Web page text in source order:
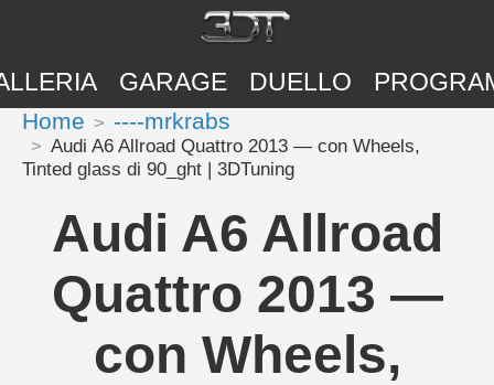
GARAGE DUELLO
Home ----mrkrabs
Audi A6 Allroad Quattro 2013 — con Wheels,
Tinted glass di 90_ght | 3DTuning
Audi A6 Allroad
Quattro 2013 —
con Wheels,